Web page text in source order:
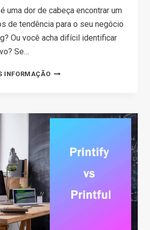
uma dor de cabeça encontrar um
de tendência para o seu negócio
Ou você acha difícil identificar
Se…
INFORMAÇÃODROPSHIPPING
TRENDS:
PRINCIPAIS
PARA
AUMENTAR